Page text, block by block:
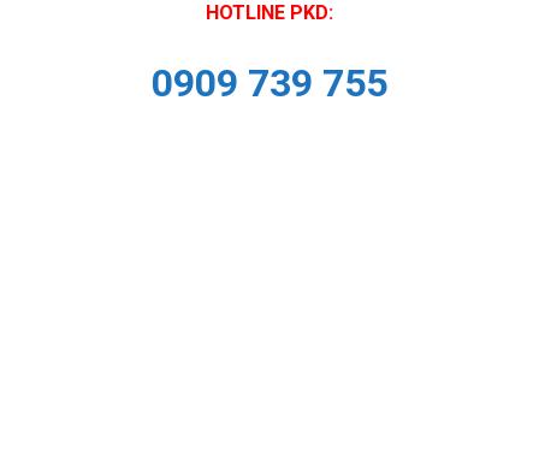
HOTLINE PKD:
0909 739 755